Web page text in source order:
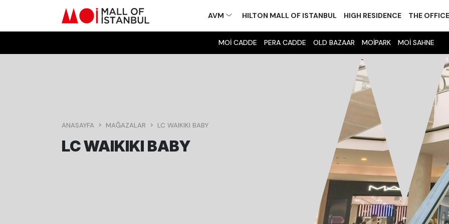
AVM HILTON MALL OF ISTANBUL HIGH RESIDENCE THE
MOİ CADDE PERA CADDE OLD BAZAAR MOİPARK MOİ SAHNE
ANASAYFA MAĞAZALAR LC WAIKIKI BABY
LC WAIKIKI BABY